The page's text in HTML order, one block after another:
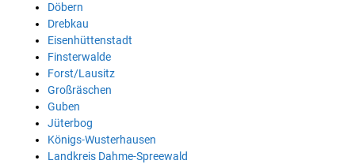
Döbern
Drebkau
Eisenhüttenstadt
Finsterwalde
Forst/Lausitz
Großräschen
Guben
Jüterbog
Königs-Wusterhausen
Landkreis Dahme-Spreewald